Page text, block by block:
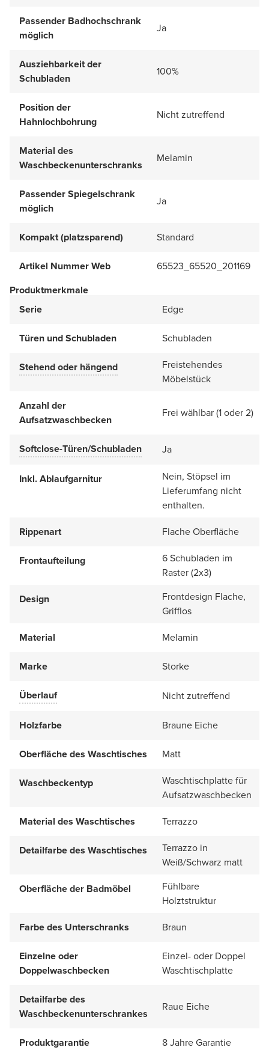
Passender Badhochschrank
möglich
Ja
Ausziehbarkeit der
Schubladen
100%
Position der
Hahnlochbohrung
Nicht zutreffend
Material des
Waschbeckenunterschranks
Melamin
Passender Spiegelschrank
möglich
Ja
Kompakt (platzsparend) Standard
Artikel Nummer Web
65523_65520_201169
Produktmerkmale
Serie
Edge
Türen und Schubladen Schubladen
Stehend oder hängend
Freistehendes
Möbelstück
Anzahl der
Aufsatzwaschbecken
Frei wählbar (1 oder 2)
Softclose-Türen/Schubladen Ja
Inkl. Ablaufgarnitur
Nein, Stöpsel im
Lieferumfang nicht
enthalten.
Rippenart
Flache Oberfläche
Frontaufteilung
6 Schubladen im
Raster (2x3)
Design
Frontdesign Flache,
Grifflos
Material
Melamin
Marke Storke
Überlauf Nicht zutreffend
Holzfarbe Braune Eiche
Oberfläche des Waschtisches Matt
Waschbeckentyp
Waschtischplatte für
Aufsatzwaschbecken
Material des Waschtisches
Terrazzo
Detailfarbe des Waschtisches
Terrazzo in
Weiß/Schwarz matt
Oberfläche der Badmöbel
Fühlbare
Holztstruktur
Farbe des Unterschranks
Braun
Einzelne oder
Doppelwaschbecken
Einzel- oder Doppel
Waschtischplatte
Detailfarbe des
Waschbeckenunterschrankes
Raue Eiche
Produktgarantie 8 Jahre Garantie